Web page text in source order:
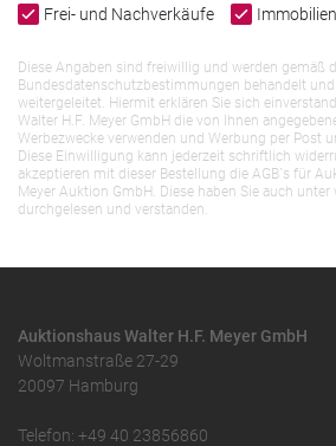
Frei- und Nachverkäufe
Immobilien
Diese Angaben sind freiwillig und werden gemäß
Bundesdatenschutzbestimmungen behandelt
weitergeleitet. Hiermit erklären Sie sich
Walter H.F. Meyer GmbH die von Ihnen
Werbezwecke verwenden und Werbung per Post
Diese Einwilligung kann jederzeit schriftlich
akzeptieren mit dieser Bestellung die AGB`s für
Meyer Auktion GmbH. Diese haben Sie auch
durchgelesen und verstanden.
Auktionshaus Walter H.F. Meyer GmbH
Woltmanstraße 27-29
20097 Hamburg
Telefon: +49 40 23856860